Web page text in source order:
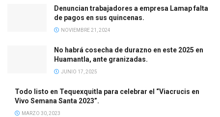
Denuncian trabajadores a empresa Lamap falta
de pagos en sus quincenas.
NOVIEMBRE 21, 2024
No habrá cosecha de durazno en este 2025 en
Huamantla, ante granizadas.
JUNIO 17, 2025
Todo listo en Tequexquitla para celebrar el “Viacrucis en
Vivo Semana Santa 2023”.
MARZO 30, 2023